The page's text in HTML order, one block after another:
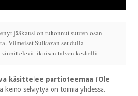
jääkausi on tuhonnut suuren osan
Viimeiset Sulkavan seudulla
sinnittelevät ikuisen talven keskellä.
käsittelee partioteemaa (Ole
keino selviytyä on toimia yhdessä.